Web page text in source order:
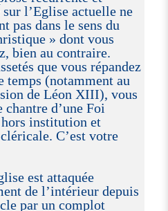
sur l’Eglise actuelle ne
pas dans le sens du
» dont vous
bien au contraire.
que vous répandez
temps (notamment au
de Léon XIII), vous
chantre d’une Foi
hors institution et
C’est votre
est attaquée
de l’intérieur depuis
par un complot